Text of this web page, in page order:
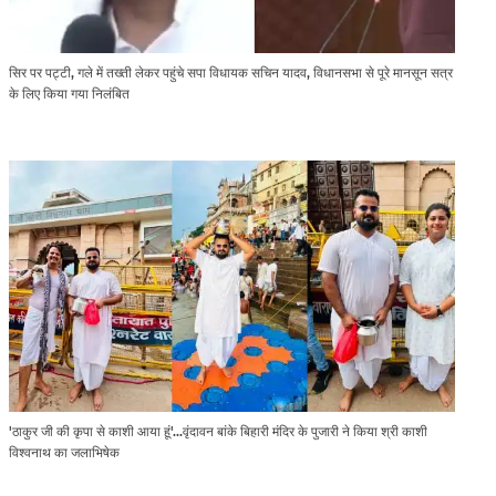
सिर पर पट्टी, गले में तख्ती लेकर पहुंचे सपा विधायक सचिन यादव, विधानसभा से पूरे मानसून सत्र
के लिए किया गया निलंबित
'ठाकुर जी की कृपा से काशी आया हूं'...वृंदावन बांके बिहारी मंदिर के पुजारी ने किया श्री काशी
विश्वनाथ का जलाभिषेक